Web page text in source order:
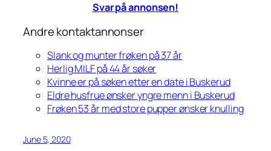
Svar på annonsen!
Andre kontaktannonser
Slank og munter frøken på 37 år
Herlig MILF på 44 år søker
Kvinne er på søken etter en date i Buskerud
Eldre husfrue ønsker yngre menn i Buskerud
Frøken 53 år med store pupper ønsker knulling
June 5, 2020